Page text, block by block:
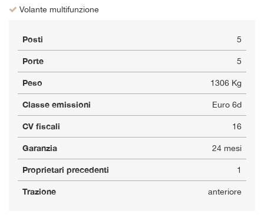
Volante multifunzione
Posti 5
Porte 5
Peso 1306 Kg
Classe emissioni Euro 6d
CV fiscali 16
Garanzia 24 mesi
Proprietari precedenti 1
Trazione anteriore